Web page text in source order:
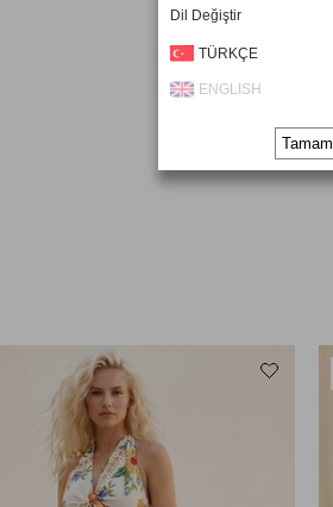
Dil Değiştir
TÜRKÇE
ENGLISH
Tamam